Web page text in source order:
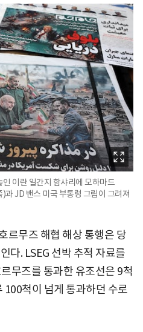
이란 일간지 함샤리에 모하마드
JD 밴스 미국 부통령 그림이 그려져
르무즈 해협 해상 통행은 당
다. LSEG 선박 추적 자료를
무즈를 통과한 유조선은 9척
100척이 넘게 통과하던 수로